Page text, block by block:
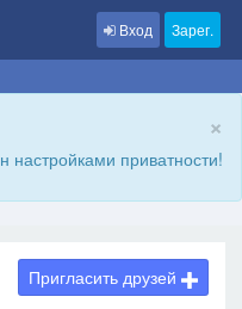
Вход Зарег.
×
приватности!
Пригласить друзей